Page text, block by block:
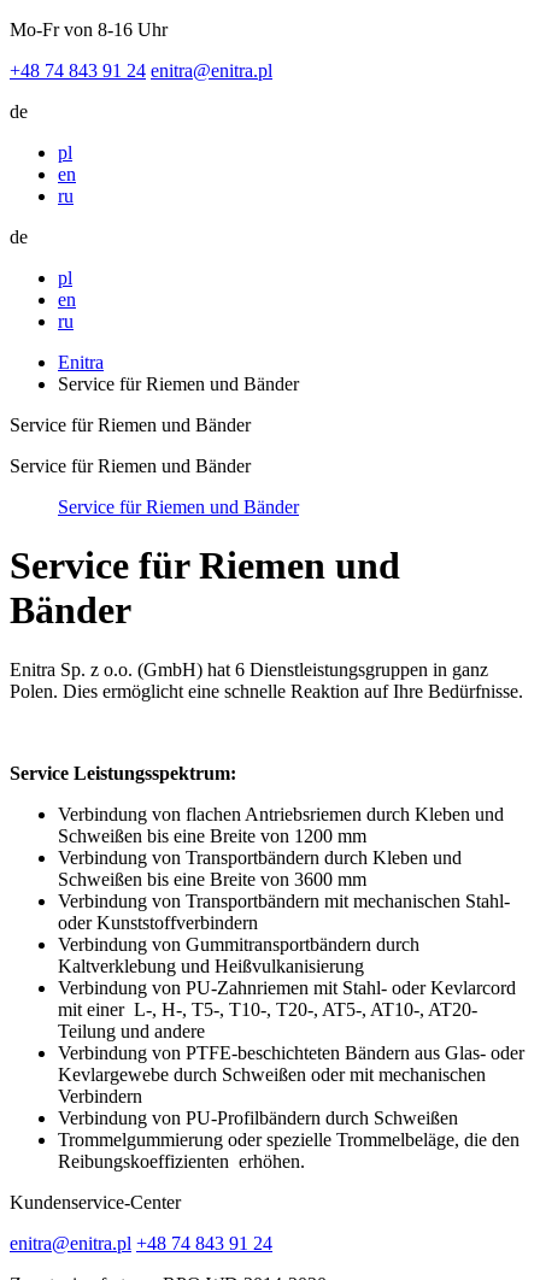
Mo-Fr von 8-16 Uhr
+48 74 843 91 24 enitra@enitra.pl
de
pl
en
ru
de
pl
en
ru
Enitra
Service für Riemen und Bänder
Service für Riemen und Bänder
Service für Riemen und Bänder
Service für Riemen und Bänder
Service für Riemen und
Bänder
Enitra Sp. z o.o. (GmbH) hat 6 Dienstleistungsgruppen in ganz
Polen. Dies ermöglicht eine schnelle Reaktion auf Ihre Bedürfnisse.
Service Leistungsspektrum:
Verbindung von flachen Antriebsriemen durch Kleben und
Schweißen bis eine Breite von 1200 mm
Verbindung von Transportbändern durch Kleben und
Schweißen bis eine Breite von 3600 mm
Verbindung von Transportbändern mit mechanischen Stahl-
oder Kunststoffverbindern
Verbindung von Gummitransportbändern durch
Kaltverklebung und Heißvulkanisierung
Verbindung von PU-Zahnriemen mit Stahl- oder Kevlarcord
mit einer L-, H-, T5-, T10-, T20-, AT5-, AT10-, AT20-
Teilung und andere
Verbindung von PTFE-beschichteten Bändern aus Glas- oder
Kevlargewebe durch Schweißen oder mit mechanischen
Verbindern
Verbindung von PU-Profilbändern durch Schweißen
Trommelgummierung oder spezielle Trommelbeläge, die den
Reibungskoeffizienten erhöhen.
Kundenservice-Center
enitra@enitra.pl +48 74 843 91 24